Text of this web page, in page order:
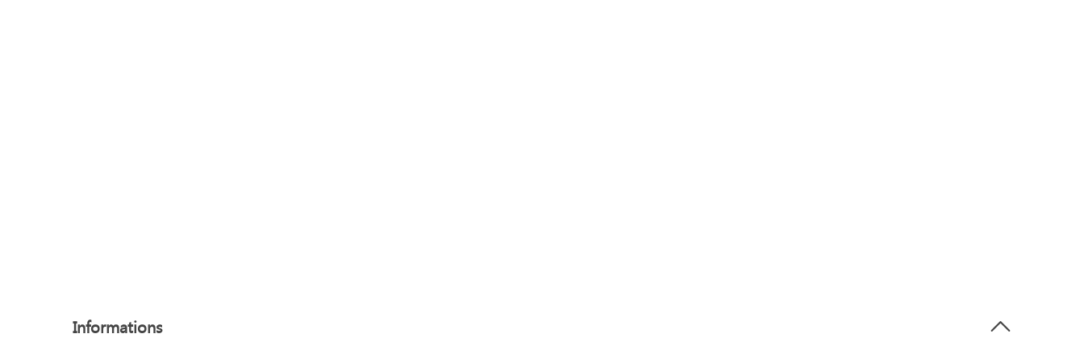
Informations